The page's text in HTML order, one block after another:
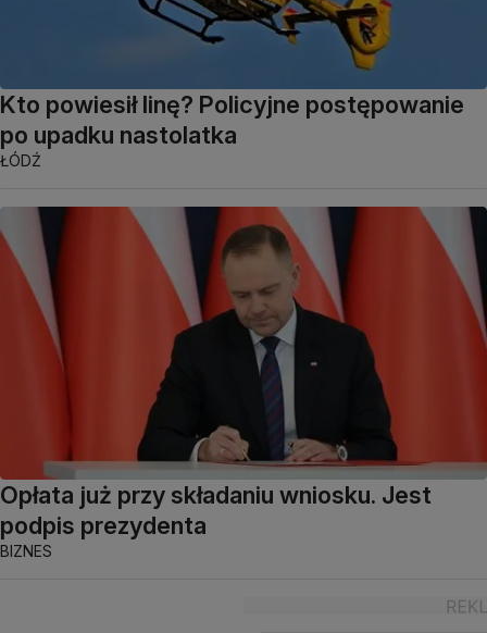
Kto powiesił linę? Policyjne postępowanie
po upadku nastolatka
ŁÓDŹ
Opłata już przy składaniu wniosku. Jest
podpis prezydenta
BIZNES